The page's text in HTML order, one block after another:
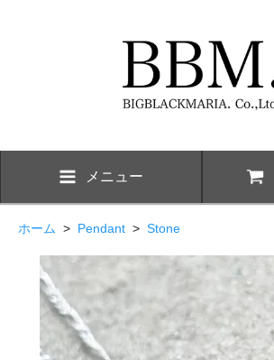
メニュー
ホーム > Pendant > Stone